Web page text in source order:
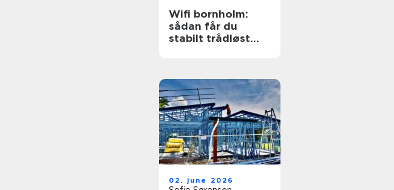
Wifi bornholm:
sådan får du
stabilt trådløst
02. june 2026